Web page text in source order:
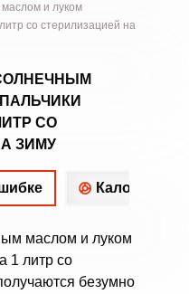
и луком
со стерилизацией на
СО
ЗИМУ
маслом и луком
1 литр со
безумно